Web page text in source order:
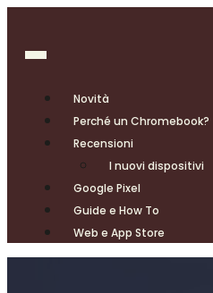
Novità
Perché un Chromebook?
Recensioni
I nuovi dispositivi
Google Pixel
Guide e How To
Web e App Store